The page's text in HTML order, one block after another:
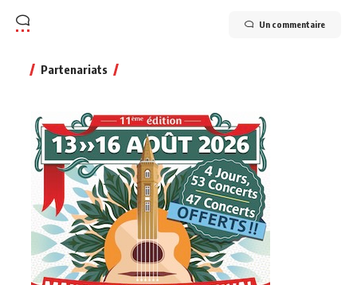
Un commentaire
Partenariats